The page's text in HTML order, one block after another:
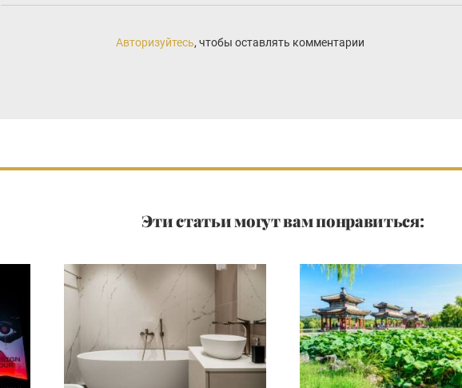
Авторизуйтесь, чтобы оставлять комментарии
Эти статьи могут вам понравиться: